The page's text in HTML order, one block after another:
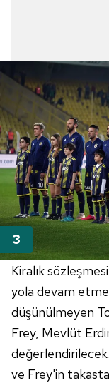
Kiralık
yola devam
düşünülmeyen
Frey, Mevlüt
ve Frey'in